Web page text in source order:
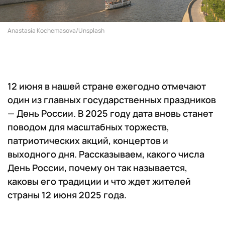
Anastasia Kochemasova/Unsplash
12 июня в нашей стране ежегодно отмечают
один из главных государственных праздников
— День России. В 2025 году дата вновь станет
поводом для масштабных торжеств,
патриотических акций, концертов и
выходного дня. Рассказываем, какого числа
День России, почему он так называется,
каковы его традиции и что ждет жителей
страны 12 июня 2025 года.